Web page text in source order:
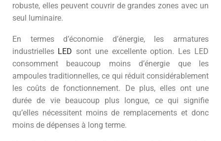
robuste, elles peuvent couvrir de grandes zones avec un
seul luminaire.
En termes d’économie d’énergie, les armatures
industrielles LED sont une excellente option. Les LED
consomment beaucoup moins d’énergie que les
ampoules traditionnelles, ce qui réduit considérablement
les coûts de fonctionnement. De plus, elles ont une
durée de vie beaucoup plus longue, ce qui signifie
qu’elles nécessitent moins de remplacements et donc
moins de dépenses à long terme.